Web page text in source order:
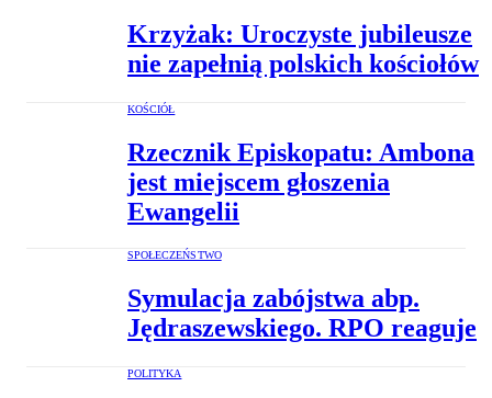
Krzyżak: Uroczyste jubileusze
nie zapełnią polskich kościołów
KOŚCIÓŁ
Rzecznik Episkopatu: Ambona
jest miejscem głoszenia
Ewangelii
SPOŁECZEŃSTWO
Symulacja zabójstwa abp.
Jędraszewskiego. RPO reaguje
POLITYKA